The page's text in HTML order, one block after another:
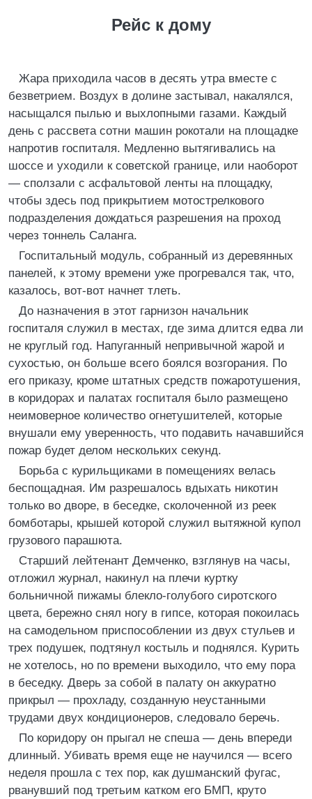
Рейс к дому
Жара приходила часов в десять утра вместе с
безветрием. Воздух в долине застывал, накалялся,
насыщался пылью и выхлопными газами. Каждый
день с рассвета сотни машин рокотали на площадке
напротив госпиталя. Медленно вытягивались на
шоссе и уходили к советской границе, или наоборот
— сползали с асфальтовой ленты на площадку,
чтобы здесь под прикрытием мотострелкового
подразделения дождаться разрешения на проход
через тоннель Саланга.
Госпитальный модуль, собранный из деревянных
панелей, к этому времени уже прогревался так, что,
казалось, вот-вот начнет тлеть.
До назначения в этот гарнизон начальник
госпиталя служил в местах, где зима длится едва ли
не круглый год. Напуганный непривычной жарой и
сухостью, он больше всего боялся возгорания. По
его приказу, кроме штатных средств пожаротушения,
в коридорах и палатах госпиталя было размещено
неимоверное количество огнетушителей, которые
внушали ему уверенность, что подавить начавшийся
пожар будет делом нескольких секунд.
Борьба с курильщиками в помещениях велась
беспощадная. Им разрешалось вдыхать никотин
только во дворе, в беседке, сколоченной из реек
бомботары, крышей которой служил вытяжной купол
грузового парашюта.
Старший лейтенант Демченко, взглянув на часы,
отложил журнал, накинул на плечи куртку
больничной пижамы блекло-голубого сиротского
цвета, бережно снял ногу в гипсе, которая покоилась
на самодельном приспособлении из двух стульев и
трех подушек, подтянул костыль и поднялся. Курить
не хотелось, но по времени выходило, что ему пора
в беседку. Дверь за собой в палату он аккуратно
прикрыл — прохладу, созданную неустанными
трудами двух кондиционеров, следовало беречь.
По коридору он прыгал не спеша — день впереди
длинный. Убивать время еще не научился — всего
неделя прошла с тех пор, как душманский фугас,
рванувший под третьим катком его БМП, круто